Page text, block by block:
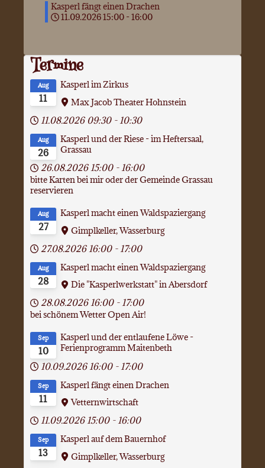
Kasperl fängt einen Drachen
11.09.202615:00 - 16:00
Termine
11
Aug
Kasperl im Zirkus
Max Jacob Theater Hohnstein
11.08.2026 09:30 - 10:30
26
Aug
Kasperl und der Riese - im Heftersaal,
Grassau
26.08.2026 15:00 - 16:00
bitte Karten bei mir oder der Gemeinde Grassau
reservieren
27
Aug
Kasperl macht einen Waldspaziergang
Gimplkeller, Wasserburg
27.08.2026 16:00 - 17:00
28
Aug
Kasperl macht einen Waldspaziergang
Die "Kasperlwerkstatt" in Abersdorf
28.08.2026 16:00 - 17:00
bei schönem Wetter Open Air!
10
Sep
Kasperl und der entlaufene Löwe -
Ferienprogramm Maitenbeth
10.09.2026 16:00 - 17:00
11
Sep
Kasperl fängt einen Drachen
Vetternwirtschaft
11.09.2026 15:00 - 16:00
13
Sep
Kasperl auf dem Bauernhof
Gimplkeller, Wasserburg